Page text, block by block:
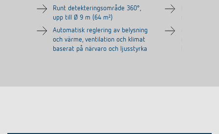
Runt detekteringsområde 360°,
upp till Ø 9 m (64 m²)
Automatisk reglering av belysning
och värme, ventilation och klimat
baserat på närvaro och ljusstyrka